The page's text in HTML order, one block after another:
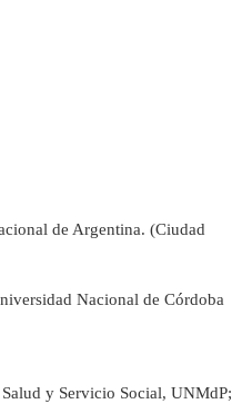
de Argentina. (Ciudad
Nacional de Córdoba
y Servicio Social, UNMdP;